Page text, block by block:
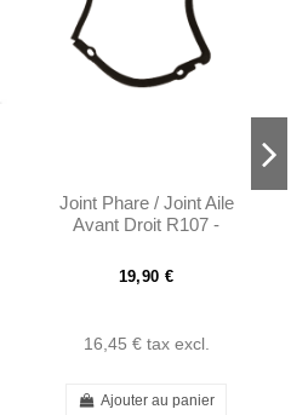
Joint Phare / Joint Aile
Avant Droit R107 -
19,90 €
16,45 € tax excl.
Ajouter au panier